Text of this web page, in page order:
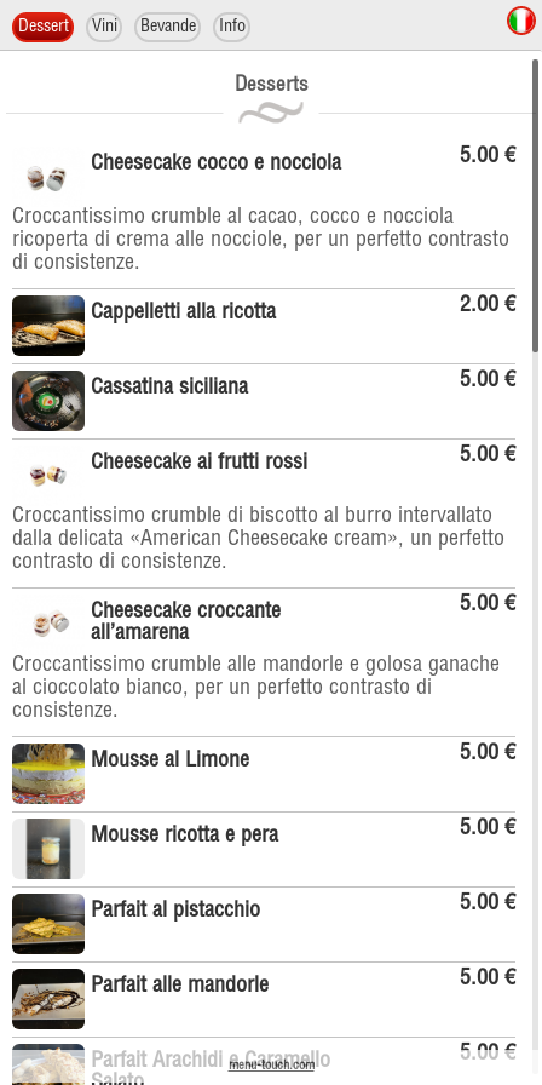
Dessert Vini Bevande Info
Desserts
5.00 €
Cheesecake cocco e nocciola
Croccantissimo crumble al cacao, cocco e nocciola
ricoperta di crema alle nocciole, per un perfetto contrasto
di consistenze.
2.00 €
Cappelletti alla ricotta
5.00 €
Cassatina siciliana
5.00 €
Cheesecake ai frutti rossi
Croccantissimo crumble di biscotto al burro intervallato
dalla delicata «American Cheesecake cream», un perfetto
contrasto di consistenze.
5.00 €
Cheesecake croccante
all’amarena
Croccantissimo crumble alle mandorle e golosa ganache
al cioccolato bianco, per un perfetto contrasto di
consistenze.
5.00 €
Mousse al Limone
5.00 €
Mousse ricotta e pera
5.00 €
Parfait al pistacchio
5.00 €
Parfait alle mandorle
5.00 €
Parfait Arachidi e Caramello
menu-touch.com